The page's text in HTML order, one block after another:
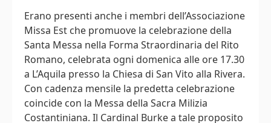
Erano presenti anche i membri dell’Associazione
Missa Est che promuove la celebrazione della
Santa Messa nella Forma Straordinaria del Rito
Romano, celebrata ogni domenica alle ore 17.30
a L’Aquila presso la Chiesa di San Vito alla Rivera.
Con cadenza mensile la predetta celebrazione
coincide con la Messa della Sacra Milizia
Costantiniana. Il Cardinal Burke a tale proposito